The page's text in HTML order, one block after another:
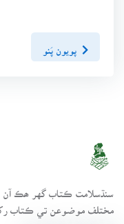
پويون پَنو
مختلف موضوعن تي ڪتاب